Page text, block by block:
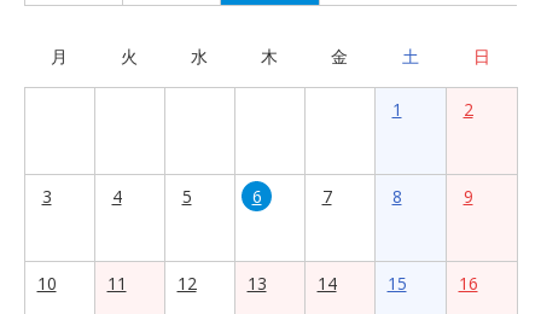
月 火 水 木 金 土 日
1 2
3 4 5 6 7 8 9
10
11
12
13
14
15
16